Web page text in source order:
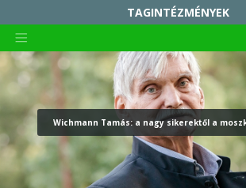
TAGINTÉZMÉNYEK
RADNÓTI MIKÓS MŰVELŐDÉSI HÁZ
SZABÓ MAGDA KÖZÖSSÉGI TÉR
NAPKÖZIS TÁBOR
CSALÁDOK PARKJA
CSEPELI NYUGDÍJAS KÖZÖSSÉGI HÁZ
Skip
Wichmann Tamás: a nagy sikerektől a